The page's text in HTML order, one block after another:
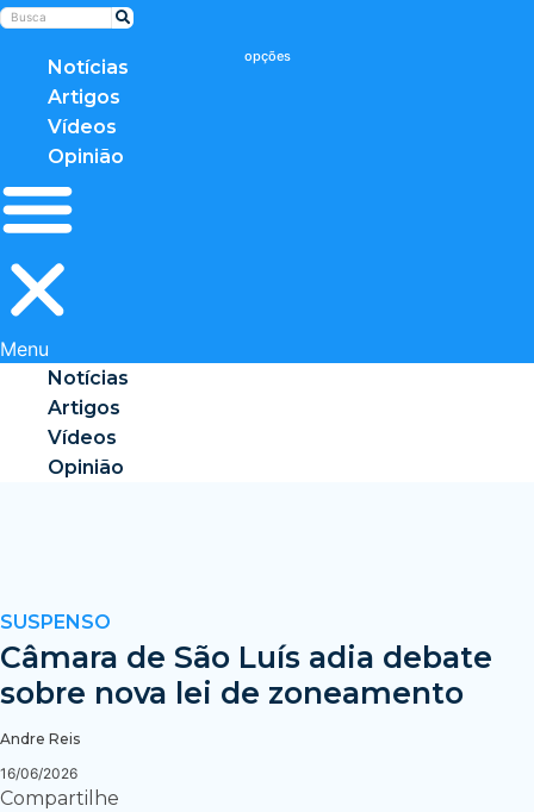
Notícias
Artigos
Vídeos
Opinião
Menu
Notícias
Artigos
Vídeos
Opinião
SUSPENSO
Câmara de São Luís adia debate
sobre nova lei de zoneamento
Andre Reis
16/06/2026
Compartilhe